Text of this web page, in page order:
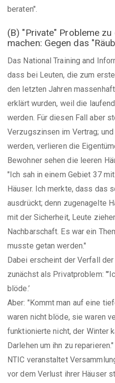
beraten".
(B) "Private" Probleme
machen: Gegen das
Das National Training and
dass bei Leuten, die zum
den letzten Jahren
erklärt wurden, weil die
werden. Für diesen Fall aber
Verzugszinsen im Vertrag;
werden, verlieren die
Bewohner sehen die leeren
"Ich sah in einem Gebiet 37
Häuser. Ich merkte, dass das
ausdrückt; denn zugenagelte
mit der Sicherheit, Leute
Nachbarschaft. Es war ein
musste getan werden."
Dabei erscheint der Verfall
zunächst als Privatproblem:
blöde.’
Aber: "Kommt man auf eine
waren nicht blöde, sie waren
funktionierte nicht, der Winter
Darlehen um ihn zu reparieren."
NTIC veranstaltet
vor dem Verlust ihrer Häuser